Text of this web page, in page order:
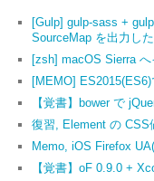
[Gulp] gulp-sass +
SourceMap を出力し
[zsh] macOS Sierra
[MEMO]
【覚書】bower で
復習, Element の CSS
Memo, iOS Firefox
【覚書】oF 0.9.0 +